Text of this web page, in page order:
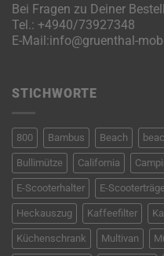
Bei Fragen zu Deiner
Tel.: +4940/73927348
E-Mail:info@gruenthal-
STICHWORTE
800 Bambus Beach
Bullimütze California
E-Scooterhalter E-
Heckauszug Kaffeefilter
Küchenschrank Multivan